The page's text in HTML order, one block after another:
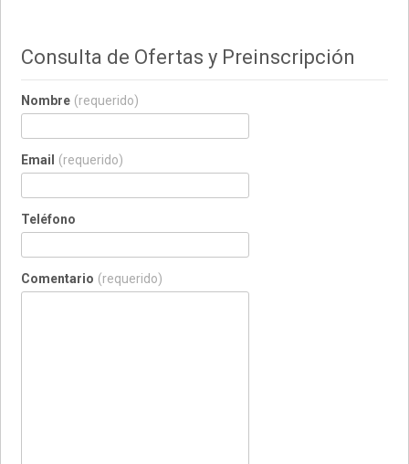
Consulta de Ofertas y Preinscripción
Nombre (requerido)
Email (requerido)
Teléfono
Comentario (requerido)